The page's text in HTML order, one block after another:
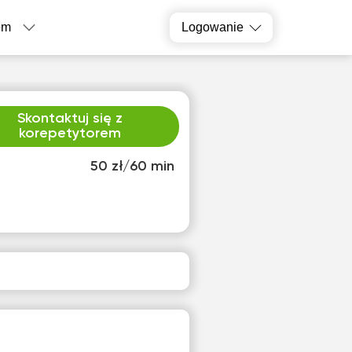
Logowanie
50 zł/60 min
Skontaktuj się z
korepetytorem
14
dostępnych